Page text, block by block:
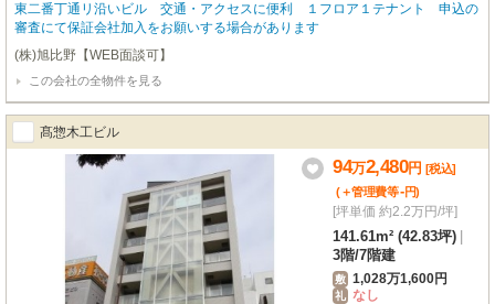
東二番丁通リ沿いビル 交通・アクセスに便利 １フロア１テナント 申込の
審査にて保証会社加入をお願いする場合があります
(株)旭比野【WEB面談可】
この会社の全物件を見る
髙惣木工ビル
94万2,480円 [税込]
(＋管理費等-円)
[坪単価 約2.2万円/坪]
141.61m² (42.83坪)
3階/7階建
敷 1,028万1,600円
礼 なし